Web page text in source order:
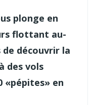
plonge en
flottant au-
de découvrir la
des vols
«pépites» en